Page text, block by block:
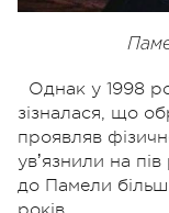
Однак у 1998
зізналася, що
проявляв
увʼязнили на
до Памели більш